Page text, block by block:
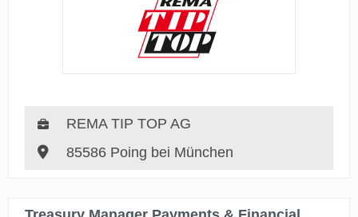
REMA TIP TOP AG
85586 Poing bei München